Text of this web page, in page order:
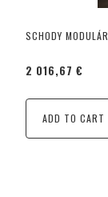
SCHODY
2 016,67 €
ADD TO CART